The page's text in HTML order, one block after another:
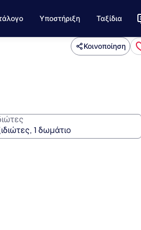
Υποστήριξη Ταξίδια
Κοινοποίηση